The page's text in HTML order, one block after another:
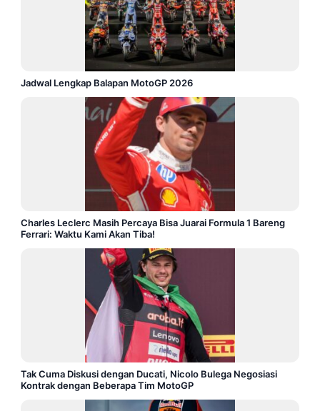
Jadwal Lengkap Balapan MotoGP 2026
Charles Leclerc Masih Percaya Bisa Juarai Formula 1 Bareng
Ferrari: Waktu Kami Akan Tiba!
Tak Cuma Diskusi dengan Ducati, Nicolo Bulega Negosiasi
Kontrak dengan Beberapa Tim MotoGP